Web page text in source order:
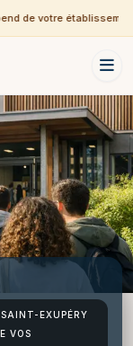
de votre établissement
EXUPÉRY
VOS